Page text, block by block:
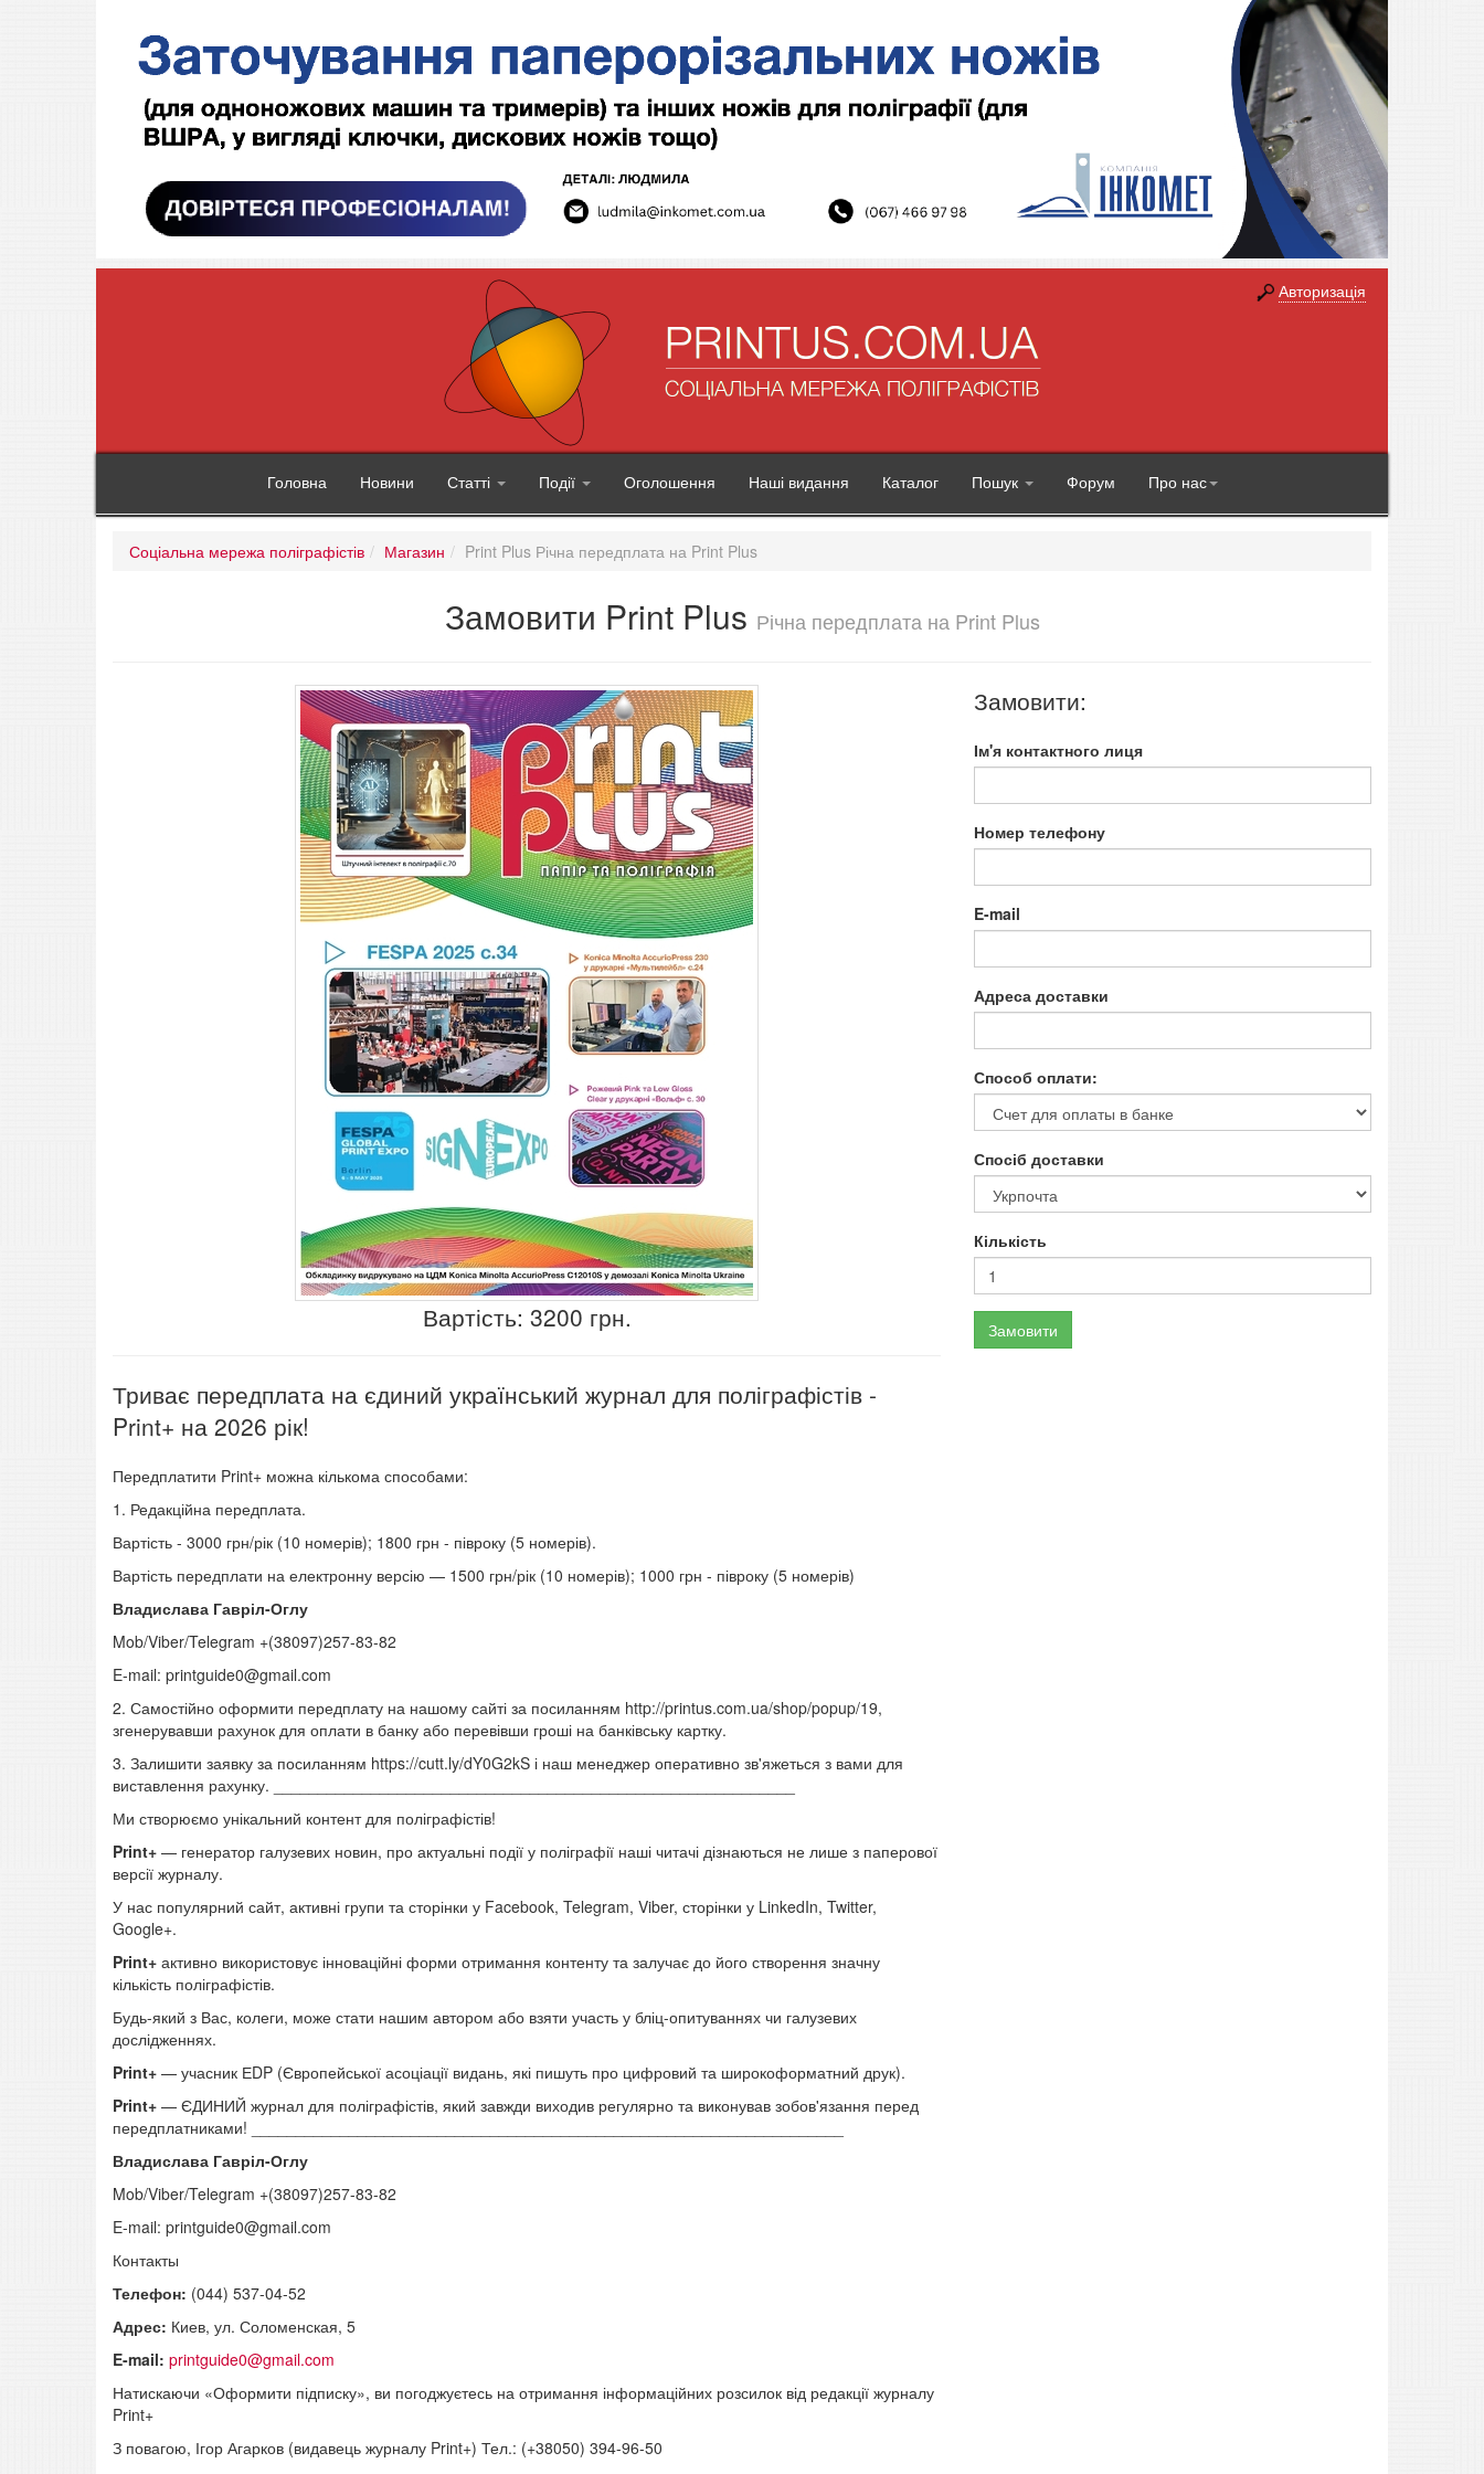
Авторизація
Головна Новини Статті Події Оголошення Наші видання Каталог Пошук Форум Про нас
Соціальна мережа поліграфістів Магазин Print Plus Річна передплата на Print Plus
Замовити Print Plus Річна передплата на Print Plus
Вартість: 3200 грн.
Триває передплата на єдиний український журнал для поліграфістів -
Print+ на 2026 рік!
Передплатити Print+ можна кількома способами:
1. Редакційна передплата.
Вартість - 3000 грн/рік (10 номерів); 1800 грн - півроку (5 номерів).
Вартість передплати на електронну версію — 1500 грн/рік (10 номерів); 1000 грн - півроку (5 номерів)
Владислава Гавріл-Оглу
Mob/Viber/Telegram +(38097)257-83-82
E-mail: printguide0@gmail.com
2. Самостійно оформити передплату на нашому сайті за посиланням http://printus.com.ua/shop/popup/19,
згенерувавши рахунок для оплати в банку або перевівши гроші на банківську картку.
3. Залишити заявку за посиланням https://cutt.ly/dY0G2kS і наш менеджер оперативно зв'яжеться з вами для
виставлення рахунку. ___________________________________________________________
Ми створюємо унікальний контент для поліграфістів!
Print+ — генератор галузевих новин, про актуальні події у поліграфії наші читачі дізнаються не лише з паперової
версії журналу.
У нас популярний сайт, активні групи та сторінки у Facebook, Telegram, Viber, сторінки у LinkedIn, Twitter,
Google+.
Print+ активно використовує інноваційні форми отримання контенту та залучає до його створення значну
кількість поліграфістів.
Будь-який з Вас, колеги, може стати нашим автором або взяти участь у бліц-опитуваннях чи галузевих
дослідженнях.
Print+ — учасник ЕDP (Європейської асоціації видань, які пишуть про цифровий та широкоформатний друк).
Print+ — ЄДИНИЙ журнал для поліграфістів, який завжди виходив регулярно та виконував зобов'язання перед
передплатниками! ___________________________________________________________________
Владислава Гавріл-Оглу
Mob/Viber/Telegram +(38097)257-83-82
E-mail: printguide0@gmail.com
Контакты
Телефон: (044) 537-04-52
Адрес: Киев, ул. Соломенская, 5
E-mail: printguide0@gmail.com
Натискаючи «Оформити підписку», ви погоджуєтесь на отримання інформаційних розсилок від редакції журналу
Print+
З повагою, Ігор Агарков (видавець журналу Print+) Тел.: (+38050) 394-96-50
Замовити:
Ім'я контактного лиця
Номер телефону
E-mail
Адреса доставки
Способ оплати:
Спосіб доставки
Кількість
Замовити